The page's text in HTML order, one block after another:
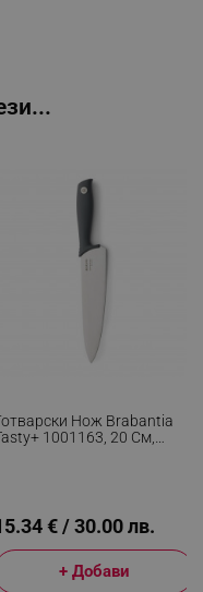
Нож Brabantia
1001163, 20 См,
€ / 30.00 лв.
+ Добави